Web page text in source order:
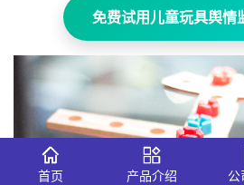
免费试用儿童玩具舆情
首页 产品介绍 公